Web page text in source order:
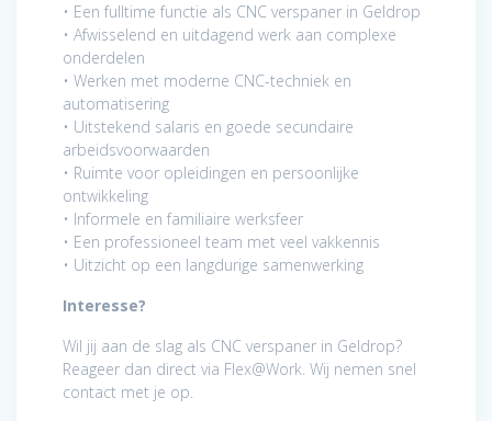
• Een fulltime functie als CNC verspaner in Geldrop
• Afwisselend en uitdagend werk aan complexe
onderdelen
• Werken met moderne CNC-techniek en
automatisering
• Uitstekend salaris en goede secundaire
arbeidsvoorwaarden
• Ruimte voor opleidingen en persoonlijke
ontwikkeling
• Informele en familiaire werksfeer
• Een professioneel team met veel vakkennis
• Uitzicht op een langdurige samenwerking
Interesse?
Wil jij aan de slag als CNC verspaner in Geldrop?
Reageer dan direct via Flex@Work. Wij nemen snel
contact met je op.